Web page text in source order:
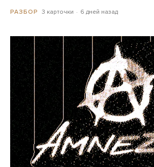
РАЗБОР 3 карточки 6 дней назад